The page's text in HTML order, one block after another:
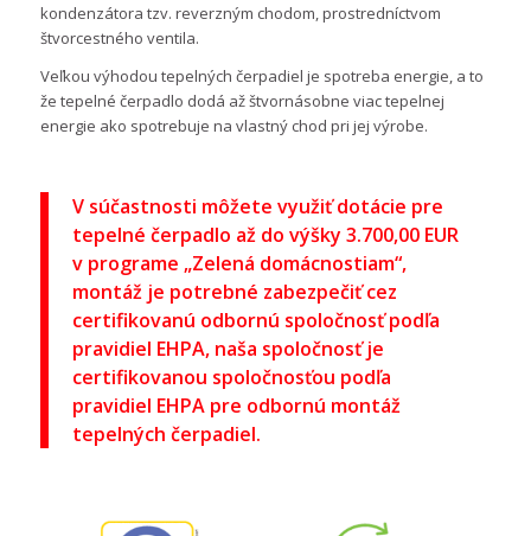
kondenzátora tzv. reverzným chodom, prostredníctvom
štvorcestného ventila.
Veľkou výhodou tepelných čerpadiel je spotreba energie, a to
že tepelné čerpadlo dodá až štvornásobne viac tepelnej
energie ako spotrebuje na vlastný chod pri jej výrobe.
V súčastnosti môžete využiť dotácie pre
tepelné čerpadlo až do výšky 3.700,00 EUR
v programe „Zelená domácnostiam“,
montáž je potrebné zabezpečiť cez
certifikovanú odbornú spoločnosť podľa
pravidiel EHPA, naša spoločnosť je
certifikovanou spoločnosťou podľa
pravidiel EHPA pre odbornú montáž
tepelných čerpadiel.